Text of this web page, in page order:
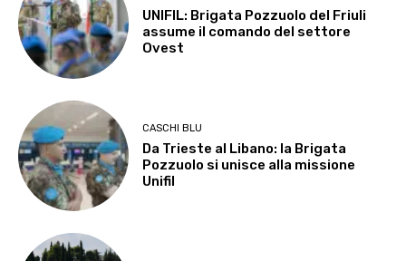
UNIFIL: Brigata Pozzuolo del Friuli
assume il comando del settore
Ovest
CASCHI BLU
Da Trieste al Libano: la Brigata
Pozzuolo si unisce alla missione
Unifil